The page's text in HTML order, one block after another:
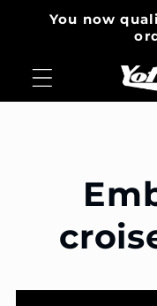
passer
You now